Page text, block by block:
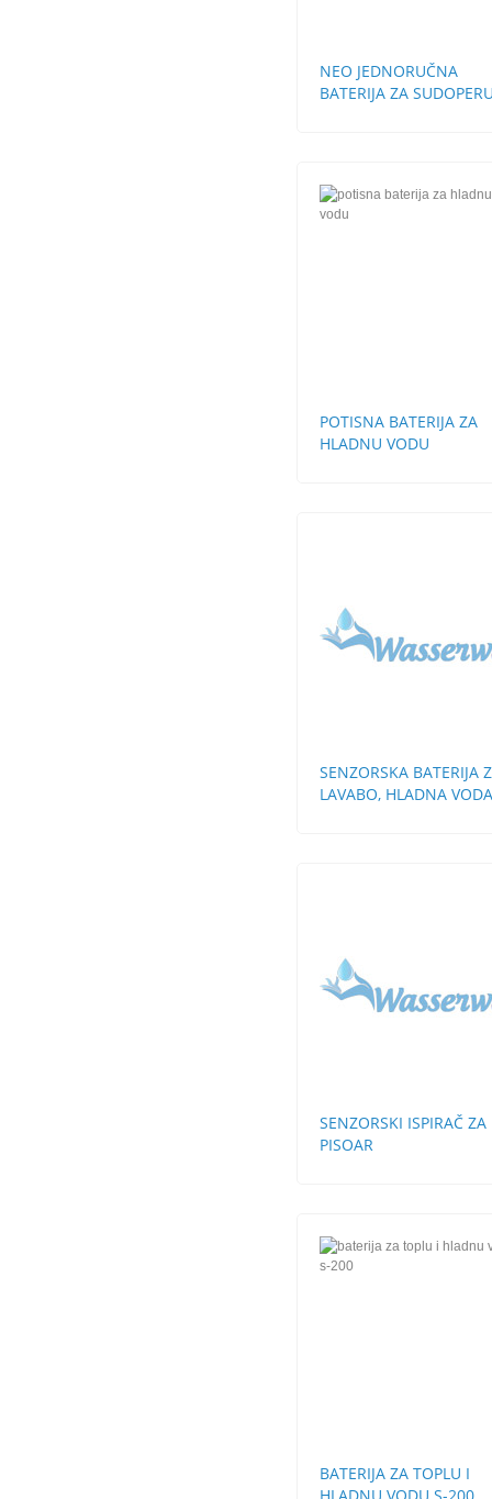
NEO JEDNORUČNA
BATERIJA ZA
POTISNA BATERIJA ZA
HLADNU VODU
SENZORSKA BATERIJA
LAVABO, HLADNA VODA
SENZORSKI ISPIRAČ ZA
PISOAR
BATERIJA ZA TOPLU I